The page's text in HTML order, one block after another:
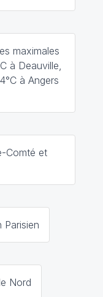
maximales
à Deauville,
à Angers
Comté et
Parisien
Nord